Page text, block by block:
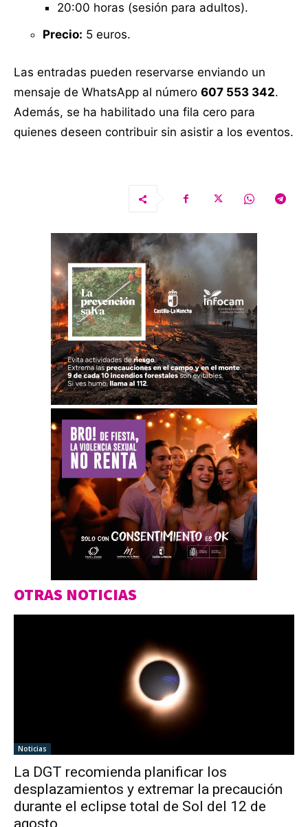
20:00 horas (sesión para adultos).
Precio: 5 euros.
Las entradas pueden reservarse enviando un
mensaje de WhatsApp al número 607 553 342.
Además, se ha habilitado una fila cero para
quienes deseen contribuir sin asistir a los eventos.
OTRAS NOTICIAS
Noticias
La DGT recomienda planificar los
desplazamientos y extremar la precaución
durante el eclipse total de Sol del 12 de